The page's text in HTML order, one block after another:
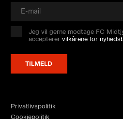
Jeg vil gerne modtage FC
accepterervilkårene for
Privatlivspolitik
Cookiepolitik